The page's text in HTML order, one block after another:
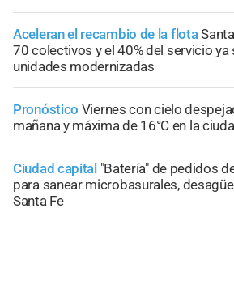
Aceleran el recambio de la flota
70 colectivos y el 40% del servicio
unidades modernizadas
Pronóstico Viernes con cielo
mañana y máxima de 16°C en la
Ciudad capital "Batería" de pedidos
para sanear microbasurales,
Santa Fe